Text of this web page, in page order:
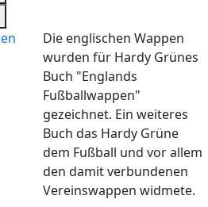
Die englischen Wappen
wurden für Hardy Grünes
Buch "Englands
Fußballwappen"
gezeichnet. Ein weiteres
Buch das Hardy Grüne
dem Fußball und vor allem
den damit verbundenen
Vereinswappen widmete.